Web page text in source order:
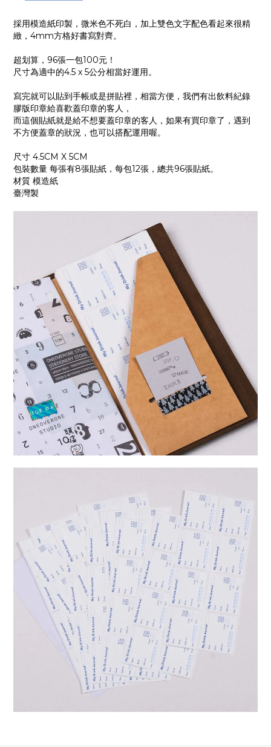
採用模造紙印製，微米色不死白，加上雙色文字配色看起來很精
緻，4mm方格好書寫對齊。
超划算，96張一包100元！
尺寸為適中的4.5 x 5公分相當好運用。
寫完就可以貼到手帳或是拼貼裡，相當方便，我們有出飲料紀錄
膠版印章給喜歡蓋印章的客人，
而這個貼紙就是給不想要蓋印章的客人，如果有買印章了，遇到
不方便蓋章的狀況，也可以搭配運用喔。
尺寸 4.5CM X 5CM
包裝數量 每張有8張貼紙，每包12張，總共96張貼紙。
材質 模造紙
臺灣製